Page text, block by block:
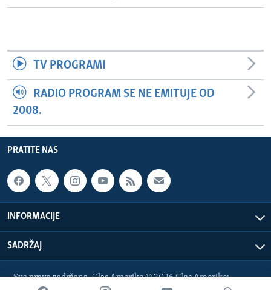
TV PROGRAMI
RADIO PROGRAM SE NE EMITUJE OD
2008.
PRATITE NAS
INFORMACIJE
SADRŽAJ
Sva prava zadržana. Glas Amerike © 2026 Glas Amerike: